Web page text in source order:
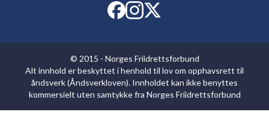
© 2015 - Norges Friidrettsforbund
Alt innhold er beskyttet i henhold til lov om opphavsrett til
åndsverk (Åndsverkloven). Innholdet kan ikke benyttes
kommersielt uten samtykke fra Norges Friidrettsforbund